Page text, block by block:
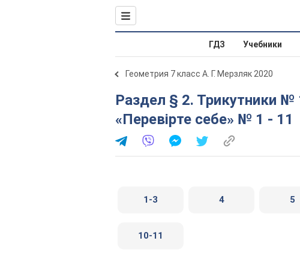
ГДЗ Учебники
Геометрия 7 класс А. Г. Мерзляк 2020
Раздел § 2. Трикутники № 132 - 284. Завдання № 2
«Перевірте себе» № 1 - 11
1-3 4 5
10-11